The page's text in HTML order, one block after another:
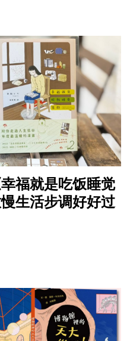
福就是吃饭睡觉
生活步调好好过